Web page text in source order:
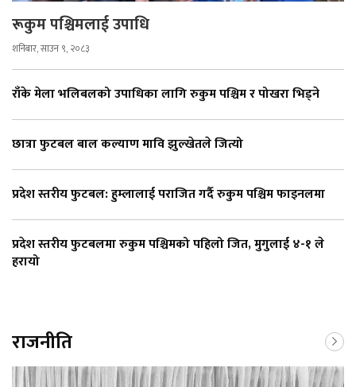
रूकुम पश्चिमलाई उपाधि
शनिबार, साउन ९, २०८३
राँके मेला भलिबलको उपाधिका लागि रुकुम पश्चिम र पोखरा भिड्ने
छात्रा फुटबल बाल कल्याण मावि झुल्खेतले जित्यो
प्रदेश स्तरीय फुटबल: हुम्लालाई पराजित गर्दै रुकुम पश्चिम फाइनलमा
प्रदेश स्तरीय फुटबलमा रुकुम पश्चिमको पहिलो जित, मुगुलाई ४-१ ले
हरायो
राजनीति